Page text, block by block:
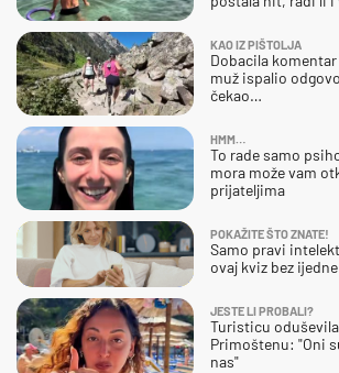
KAO IZ PIŠTOLJA
Dobacila
muž ispalio
čekao…
HMM…
To rade samo
mora može vam
prijateljima
POKAŽITE ŠTO ZNATE!
Samo pravi
ovaj kviz bez
JESTE LI PROBALI?
Turisticu
Primoštenu: "Oni
nas"